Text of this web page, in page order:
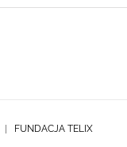
| FUNDACJA TELIX